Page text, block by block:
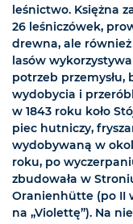
leśnictwo. Księżna
26 leśniczówek,
drewna, ale
lasów
potrzeb
wydobycia i
w 1843 roku koło
piec hutniczy,
wydobywaną w
roku, po
zbudowała w
Oranienhütte (po II
na „Violettę”). Na